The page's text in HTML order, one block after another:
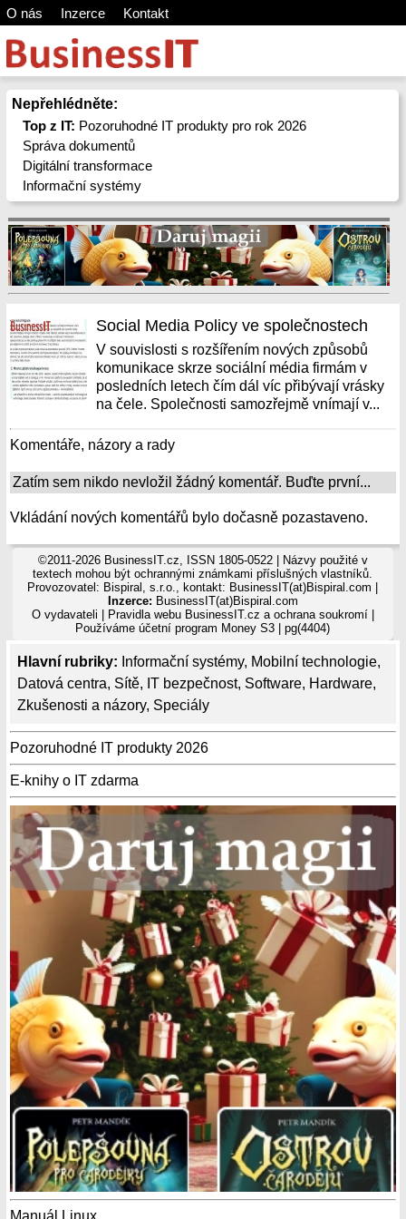
O nás Inzerce Kontakt
Nepřehlédněte:
Top z IT: Pozoruhodné IT produkty pro rok 2026
Správa dokumentů
Digitální transformace
Informační systémy
Hlavní rubriky: Informační systémy, Mobilní technologie,
Datová centra, Sítě, IT bezpečnost, Software, Hardware,
Zkušenosti a názory, Speciály
Pozoruhodné IT produkty 2026
E-knihy o IT zdarma
Manuál Linux
Social Media Policy ve společnostech
V souvislosti s rozšířením nových způsobů
komunikace skrze sociální média firmám v
posledních letech čím dál víc přibývají vrásky
na čele. Společnosti samozřejmě vnímají v...
Komentáře, názory a rady
Zatím sem nikdo nevložil žádný komentář. Buďte první...
Vkládání nových komentářů bylo dočasně pozastaveno.
©2011-2026 BusinessIT.cz, ISSN 1805-0522 | Názvy použité v
textech mohou být ochrannými známkami příslušných vlastníků.
Provozovatel: Bispiral, s.r.o., kontakt: BusinessIT(at)Bispiral.com |
Inzerce: BusinessIT(at)Bispiral.com
O vydavateli
Pravidla webu BusinessIT.cz a ochrana soukromí|
Používámeúčetní program Money S3 | pg(4404)